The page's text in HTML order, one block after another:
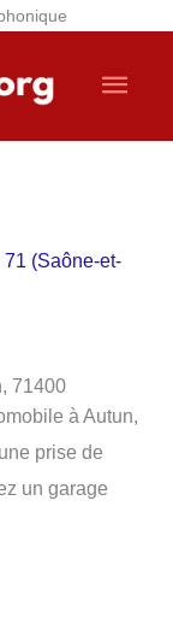
(Saône-et-
71400
à Autun,
prise de
un garage